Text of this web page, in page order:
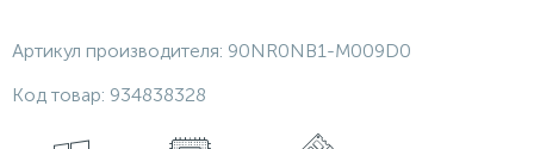
Артикул производителя: 90NR0NB1-M009D0
Код товар: 934838328